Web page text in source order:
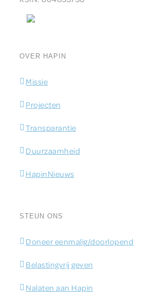
OVER HAPIN
Missie
Projecten
Transparantie
Duurzaamheid
HapinNieuws
STEUN ONS
Doneer eenmalig/doorlopend
Belastingvrij geven
Nalaten aan Hapin